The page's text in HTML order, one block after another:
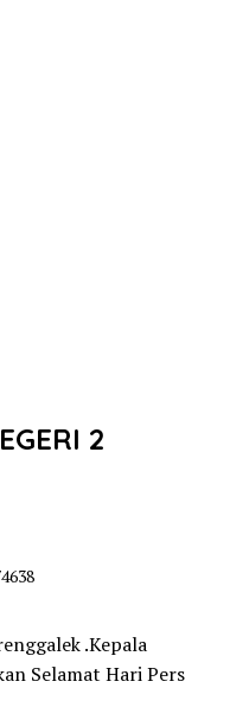
2
.Kepala
Selamat Hari Pers